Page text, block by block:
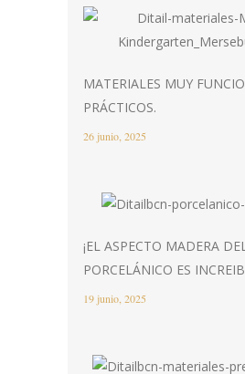
MATERIALES MUY
PRÁCTICOS.
26 junio, 2025
¡EL ASPECTO MADERA
PORCELÁNICO ES
19 junio, 2025